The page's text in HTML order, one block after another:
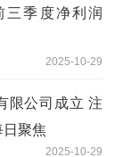
三季度净利润
2025-10-29
限公司成立 注
聚焦
2025-10-29